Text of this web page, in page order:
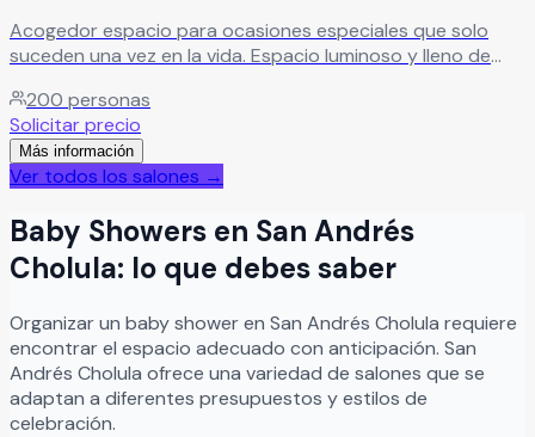
Acogedor espacio para ocasiones especiales que solo
suceden una vez en la vida. Espacio luminoso y lleno de
de bodas.Leer más
200 personas
Solicitar precio
Más información
Ver todos los salones →
Baby Showers en San Andrés
Cholula: lo que debes saber
Organizarun baby showeren San Andrés Cholula requiere
encontrar el espacio adecuado con anticipación. San
Andrés Cholula ofrece una variedad de salones que se
adaptan a diferentes presupuestos y estilos de
celebración.